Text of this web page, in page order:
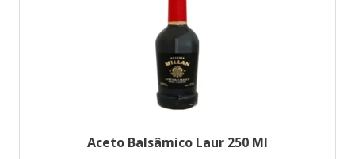
Aceto Balsâmico Laur 250 Ml